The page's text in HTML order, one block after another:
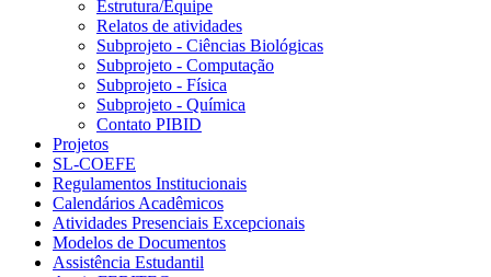
Estrutura/Equipe
Relatos de atividades
Subprojeto - Ciências Biológicas
Subprojeto - Computação
Subprojeto - Física
Subprojeto - Química
Contato PIBID
Projetos
SL-COEFE
Regulamentos Institucionais
Calendários Acadêmicos
Atividades Presenciais Excepcionais
Modelos de Documentos
Assistência Estudantil